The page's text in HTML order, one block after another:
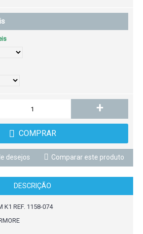
+
COMPRAR
desejos Comparar este produto
DESCRIÇÃO
K1 REF. 1158-074